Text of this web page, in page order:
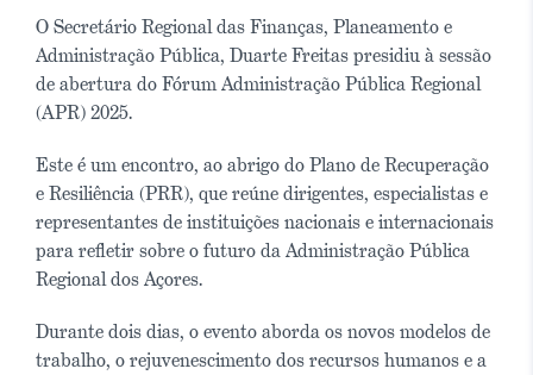
O Secretário Regional das Finanças, Planeamento e
Administração Pública, Duarte Freitas presidiu à sessão
de abertura do Fórum Administração Pública Regional
(APR) 2025.
Este é um encontro, ao abrigo do Plano de Recuperação
e Resiliência (PRR), que reúne dirigentes, especialistas e
representantes de instituições nacionais e internacionais
para refletir sobre o futuro da Administração Pública
Regional dos Açores.
Durante dois dias, o evento aborda os novos modelos de
trabalho, o rejuvenescimento dos recursos humanos e a